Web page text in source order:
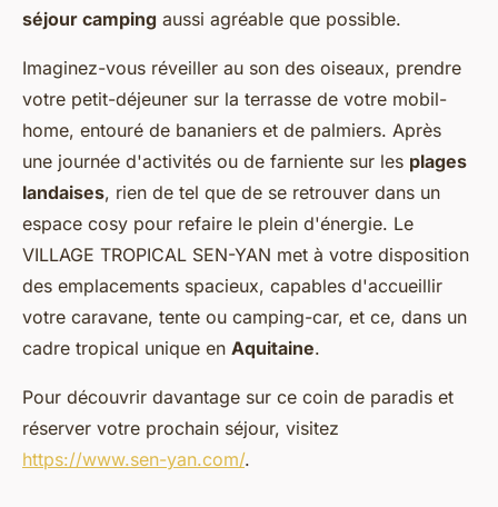
séjour camping aussi agréable que possible.
Imaginez-vous réveiller au son des oiseaux, prendre
votre petit-déjeuner sur la terrasse de votre mobil-
home, entouré de bananiers et de palmiers. Après
une journée d'activités ou de farniente sur les plages
landaises, rien de tel que de se retrouver dans un
espace cosy pour refaire le plein d'énergie. Le
VILLAGE TROPICAL SEN-YAN met à votre disposition
des emplacements spacieux, capables d'accueillir
votre caravane, tente ou camping-car, et ce, dans un
cadre tropical unique en Aquitaine.
Pour découvrir davantage sur ce coin de paradis et
réserver votre prochain séjour, visitez
https://www.sen-yan.com/.